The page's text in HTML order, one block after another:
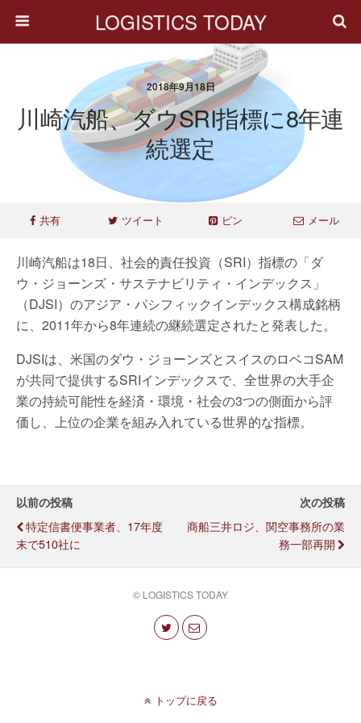
LOGISTICS TODAY
2018年9月18日
川崎汽船、ダウSRI指標に8年連
続選定
共有 ツイート ピン メール
川崎汽船は18日、社会的責任投資（SRI）指標の「ダ
ウ・ジョーンズ・サステナビリティ・インデックス」
（DJSI）のアジア・パシフィックインデックス構成銘柄
に、2011年から8年連続の継続選定されたと発表した。
DJSIは、米国のダウ・ジョーンズとスイスのロベコSAM
が共同で提供するSRIインデックスで、全世界の大手企
業の持続可能性を経済・環境・社会の3つの側面から評
価し、上位の企業を組み入れている世界的な指標。
以前の投稿
特定信書便事業者、17年度
末で510社に
次の投稿
商船三井ロジ、関空事務所の業
務一部再開
© LOGISTICS TODAY
トップに戻る